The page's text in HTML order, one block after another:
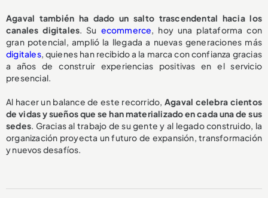
Agaval también ha dado un salto trascendental hacia los
canales digitales. Su ecommerce, hoy una plataforma con
gran potencial, amplió la llegada a nuevas generaciones más
digitales, quienes han recibido a la marca con confianza gracias
a años de construir experiencias positivas en el servicio
presencial.
Al hacer un balance de este recorrido, Agaval celebra cientos
de vidas y sueños que se han materializado en cada una de sus
sedes. Gracias al trabajo de su gente y al legado construido, la
organización proyecta un futuro de expansión, transformación
y nuevos desafíos.